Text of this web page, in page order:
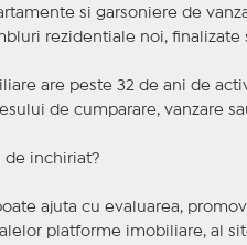
si garsoniere de
rezidentiale noi, finalizate
are peste 32 de ani de
de cumparare, vanzare
de inchiriat?
ajuta cu evaluarea,
platforme imobiliare, al